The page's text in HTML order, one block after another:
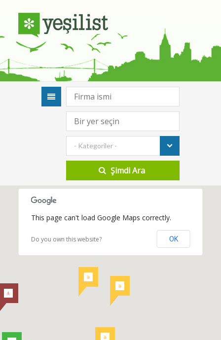
- Kategoriler -
This page can't load Google Maps correctly.
Do you own this website? OK